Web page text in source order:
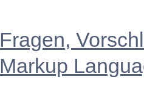
Fragen,
Markup